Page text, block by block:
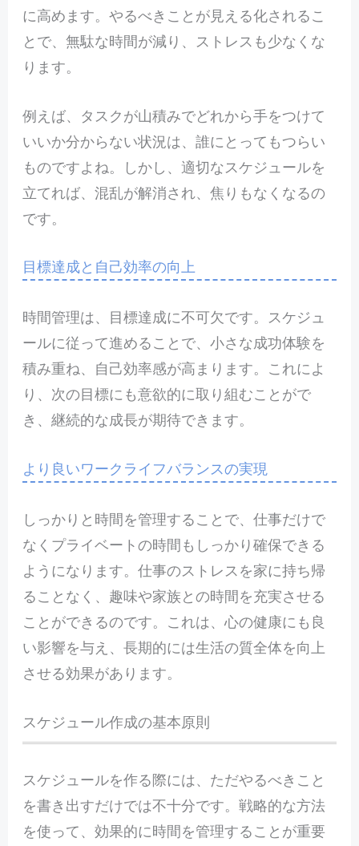
に高めます。やるべきことが見える化されるこ
とで、無駄な時間が減り、ストレスも少なくな
ります。
例えば、タスクが山積みでどれから手をつけて
いいか分からない状況は、誰にとってもつらい
ものですよね。しかし、適切なスケジュールを
立てれば、混乱が解消され、焦りもなくなるの
です。
目標達成と自己効率の向上
時間管理は、目標達成に不可欠です。スケジュ
ールに従って進めることで、小さな成功体験を
積み重ね、自己効率感が高まります。これによ
り、次の目標にも意欲的に取り組むことがで
き、継続的な成長が期待できます。
より良いワークライフバランスの実現
しっかりと時間を管理することで、仕事だけで
なくプライベートの時間もしっかり確保できる
ようになります。仕事のストレスを家に持ち帰
ることなく、趣味や家族との時間を充実させる
ことができるのです。これは、心の健康にも良
い影響を与え、長期的には生活の質全体を向上
させる効果があります。
スケジュール作成の基本原則
スケジュールを作る際には、ただやるべきこと
を書き出すだけでは不十分です。戦略的な方法
を使って、効果的に時間を管理することが重要